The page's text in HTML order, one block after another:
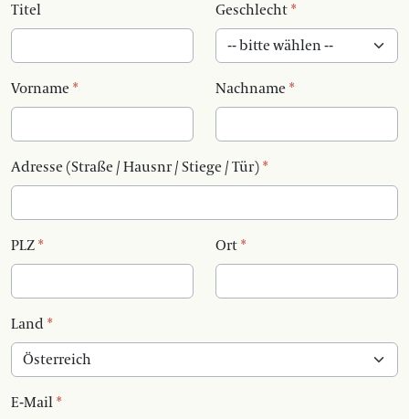
Titel Geschlecht *
Vorname * Nachname *
Adresse (Straße / Hausnr / Stiege / Tür) *
PLZ * Ort *
Land *
E-Mail *